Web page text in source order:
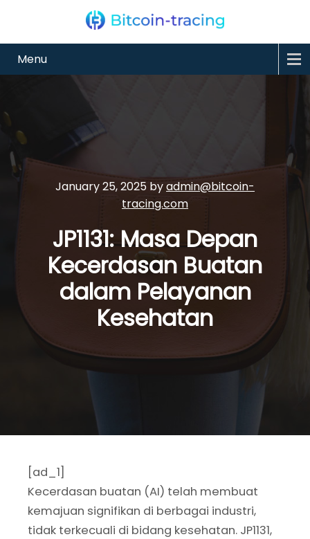
Menu
January 25, 2025 byadmin@bitcoin-
tracing.com
JP1131: Masa Depan
Kecerdasan Buatan
dalam Pelayanan
Kesehatan
[ad_1]
Kecerdasan buatan (AI) telah membuat
kemajuan signifikan di berbagai industri,
tidak terkecuali di bidang kesehatan. JP1131,